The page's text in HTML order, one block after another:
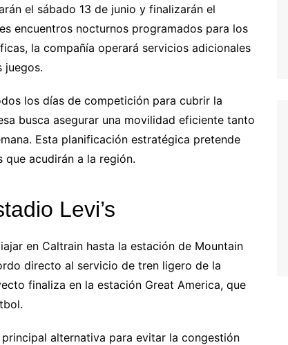
el sábado 13 de junio y finalizarán el
encuentros nocturnos programados para los
la compañía operará servicios adicionales
juegos.
los días de competición para cubrir la
busca asegurar una movilidad eficiente tanto
Esta planificación estratégica pretende
acudirán a la región.
Levi’s
en Caltrain hasta la estación de Mountain
directo al servicio de tren ligero de la
finaliza en la estación Great America, que
alternativa para evitar la congestión